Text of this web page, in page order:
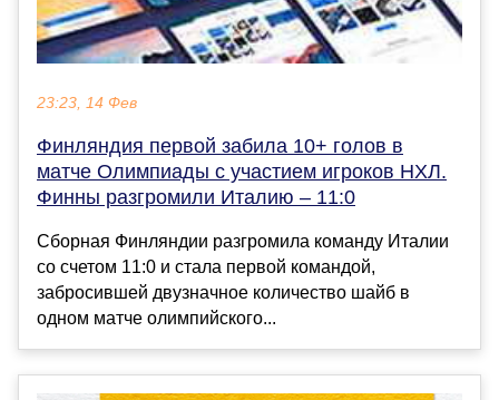
23:23, 14 Фев
Финляндия первой забила 10+ голов в
матче Олимпиады с участием игроков НХЛ.
Финны разгромили Италию – 11:0
Сборная Финляндии разгромила команду Италии
со счетом 11:0 и стала первой командой,
забросившей двузначное количество шайб в
одном матче олимпийского...